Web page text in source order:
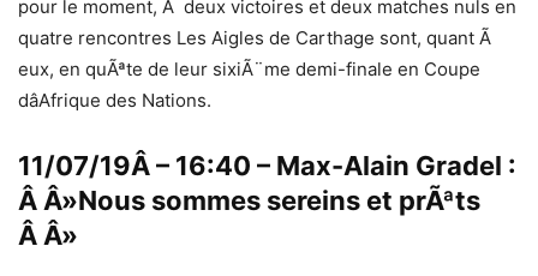
pour le moment, Ã deux victoires et deux matches nuls en
quatre rencontres Les Aigles de Carthage sont, quant Ã
eux, en quÃªte de leur sixiÃ¨me demi-finale en Coupe
dâAfrique des Nations.
11/07/19Â – 16:40 – Max-Alain Gradel :
Â Â»Nous sommes sereins et prÃªts
Â Â»